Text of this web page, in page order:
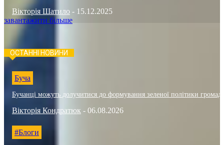
Вікторія Шатило - 15.12.2025
завантажити більше
ОСТАННІ НОВИНИ
Буча
Бучанці можуть долучитися до формування зеленої політики
Вікторія Кондратюк - 06.08.2026
#Блоги